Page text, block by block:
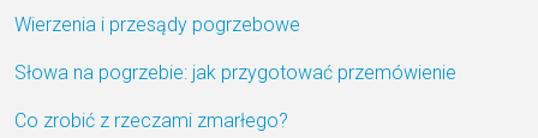
Wierzenia i przesądy pogrzebowe
Słowa na pogrzebie: jak przygotować przemówienie
Co zrobić z rzeczami zmarłego?